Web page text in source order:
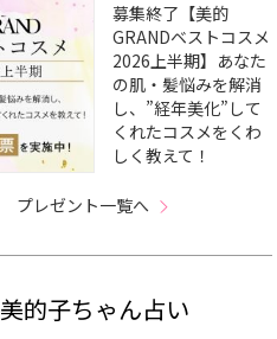
募集終了【美的
GRANDベストコスメ
2026上半期】あなた
の肌・髪悩みを解消
し、”経年美化”して
くれたコスメをくわ
しく教えて！
プレゼント一覧へ
美的子ちゃん占い